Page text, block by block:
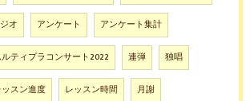
オ アンケート アンケート集計
ティプラコンサート2022 連弾 独唱
スン進度 レッスン時間 月謝